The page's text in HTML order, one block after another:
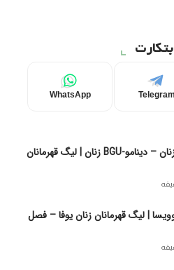
Telegram
WhatsApp
پیش‌بینی و تحلیل بریدا بلیک زنان – دینامو-BGU زنان | لیگ قهرمانان
| لیگ قهرمانان زنان یوفا – فصل